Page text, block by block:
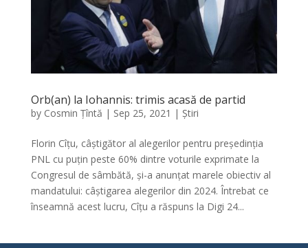
Orb(an) la Iohannis: trimis acasă de partid
by Cosmin Țîntă | Sep 25, 2021 | Știri
Florin Cîțu, câștigător al alegerilor pentru președinția
PNL cu puțin peste 60% dintre voturile exprimate la
Congresul de sâmbătă, și-a anunțat marele obiectiv al
mandatului: câștigarea alegerilor din 2024. Întrebat ce
înseamnă acest lucru, Cîțu a răspuns la Digi 24...